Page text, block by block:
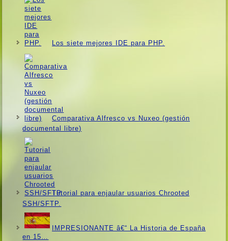
Los siete mejores IDE para PHP.
Comparativa Alfresco vs Nuxeo (gestión
documental libre)
Tutorial para enjaular usuarios Chrooted
SSH/SFTP.
IMPRESIONANTE â€“ La Historia de España
en 15…